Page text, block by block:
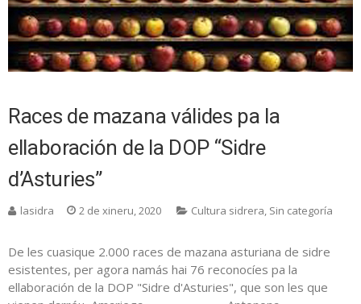
Races de mazana válides pa la
ellaboración de la DOP “Sidre
d’Asturies”
lasidra 2 de xineru, 2020 Cultura sidrera, Sin categoría
De les cuasique 2.000 races de mazana asturiana de sidre
esistentes, per agora namás hai 76 reconocíes pa la
ellaboración de la DOP "Sidre d'Asturies", que son les que